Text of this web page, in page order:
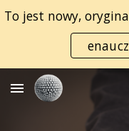
Skip to main content